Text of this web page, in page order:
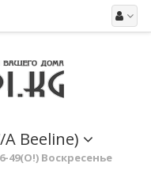
A Beeline)
49(O!) Воскресенье